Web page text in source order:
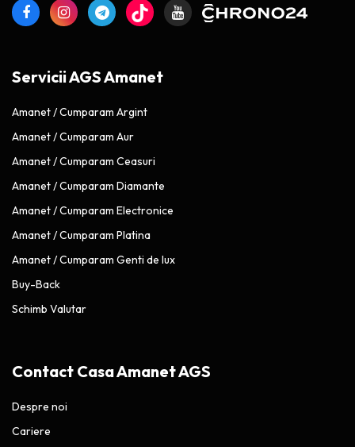
Servicii AGS Amanet
Amanet / Cumparam Argint
Amanet / Cumparam Aur
Amanet / Cumparam Ceasuri
Amanet / Cumparam Diamante
Amanet / Cumparam Electronice
Amanet / Cumparam Platina
Amanet / Cumparam Genti de lux
Buy-Back
Schimb Valutar
Contact Casa Amanet AGS
Despre noi
Cariere